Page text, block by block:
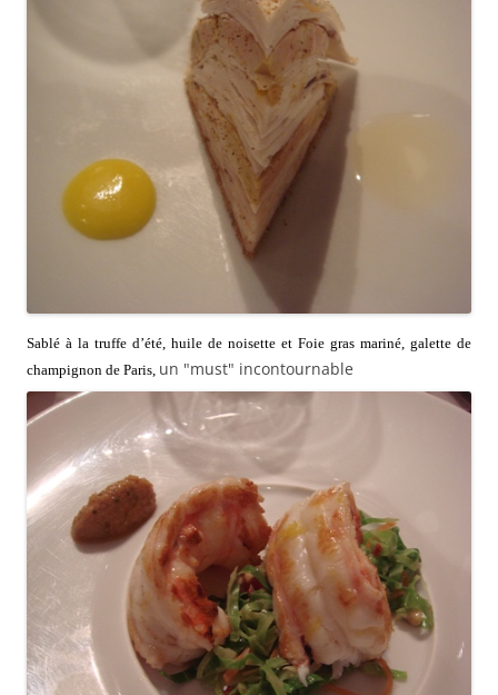
Sablé à la truffe d’été, huile de noisette et Foie gras mariné, galette de
champignon de Paris, un "must" incontournable